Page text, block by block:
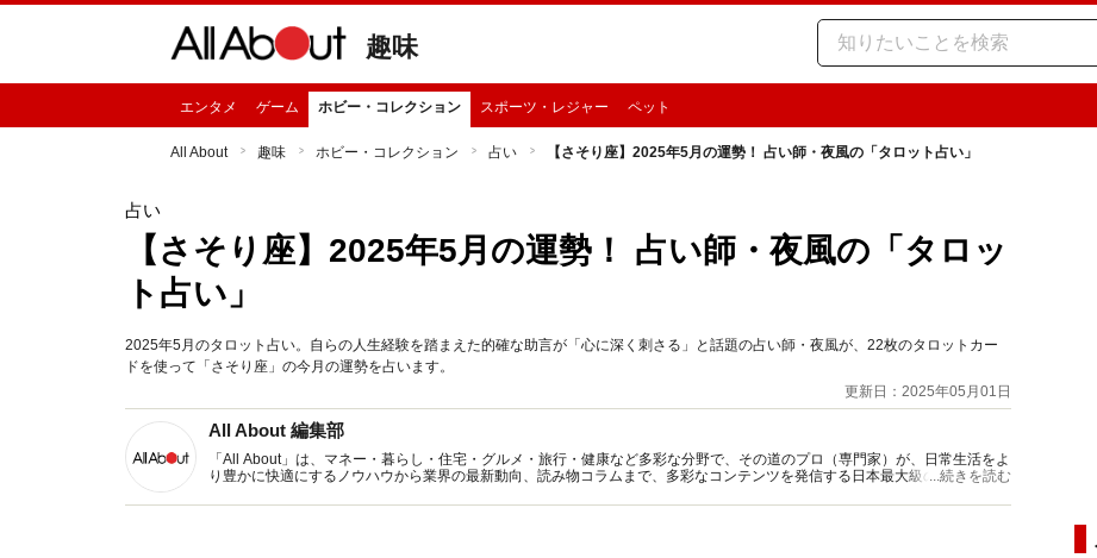
趣味
エンタメ ゲーム ホビー・コレクション スポーツ・レジャー ペット
All About 趣味 ホビー・コレクション 占い 【さそり座】2025年5月の運勢！ 占い師・夜風の「タロット占い」
占い
【さそり座】2025年5月の運勢！ 占い師・夜風の「タロッ
ト占い」
2025年5月のタロット占い。自らの人生経験を踏まえた的確な助言が「心に深く刺さる」と話題の占い師・夜風が、22枚のタロットカー
ドを使って「さそり座」の今月の運勢を占います。
更新日：2025年05月01日
All About 編集部
「All About」は、マネー・暮らし・住宅・グルメ・旅行・健康など多彩な分野で、その道のプロ（専門家）が、日常生活をよ
り豊かに快適にするノウハウから業界の最新動向、読み物コラムまで、多彩なコンテンツを発信する日本最大級の総合情報サ
...続きを読む